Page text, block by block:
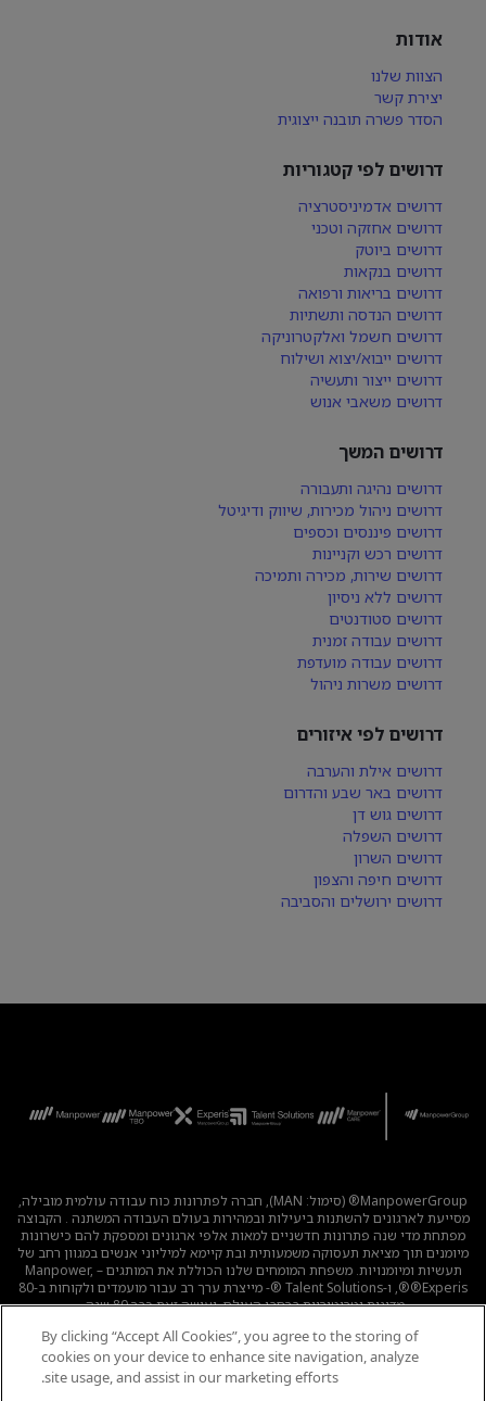
אודות
הצוות שלנו
יצירת קשר
הסדר פשרה תובנה ייצוגית
דרושים לפי קטגוריות
דרושים אדמיניסטרציה
דרושים אחזקה וטכני
דרושים ביוטק
דרושים בנקאות
דרושים בריאות ורפואה
דרושים הנדסה ותשתיות
דרושים חשמל ואלקטרוניקה
דרושים ייבוא/יצוא ושילוח
דרושים ייצור ותעשיה
דרושים משאבי אנוש
דרושים המשך
דרושים נהיגה ותעבורה
דרושים ניהול מכירות, שיווק ודיגיטל
דרושים פיננסים וכספים
דרושים רכש וקניינות
דרושים שירות, מכירה ותמיכה
דרושים ללא ניסיון
דרושים סטודנטים
דרושים עבודה זמנית
דרושים עבודה מועדפת
דרושים משרות ניהול
דרושים לפי איזורים
דרושים אילת והערבה
דרושים באר שבע והדרום
דרושים גוש דן
דרושים השפלה
דרושים השרון
דרושים חיפה והצפון
דרושים ירושלים והסביבה
ManpowerGroup® (סימול: MAN), חברה לפתרונות כוח עבודה עולמית מובילה,
מסייעת לארגונים להשתנות ביעילות ובמהירות בעולם העבודה המשתנה . הקבוצה
מפתחת מדי שנה פתרונות חדשניים למאות אלפי ארגונים ומספקת להם כישרונות
מיומנים תוך מציאת תעסוקה משמעותית ובת קיימא למיליוני אנשים במגוון רחב של
תעשיות ומיומנויות. משפחת המומחים שלנו הכוללת את המותגים – Manpower,
®Experis®, ו-Talent Solutions ®- מייצרת ערך רב עבור מועמדים ולקוחות ב-80
מדינות וטריטוריות ברחבי העולם, ועושה זאת כבר 80 שנה.
לכל המשרות | מדיניות הפרטיות | תנאי השימוש | נגישות
קוד אתי
|
By clicking “Accept All Cookies”, you agree to the storing of
cookies on your device to enhance site navigation, analyze
site usage, and assist in our marketing efforts.